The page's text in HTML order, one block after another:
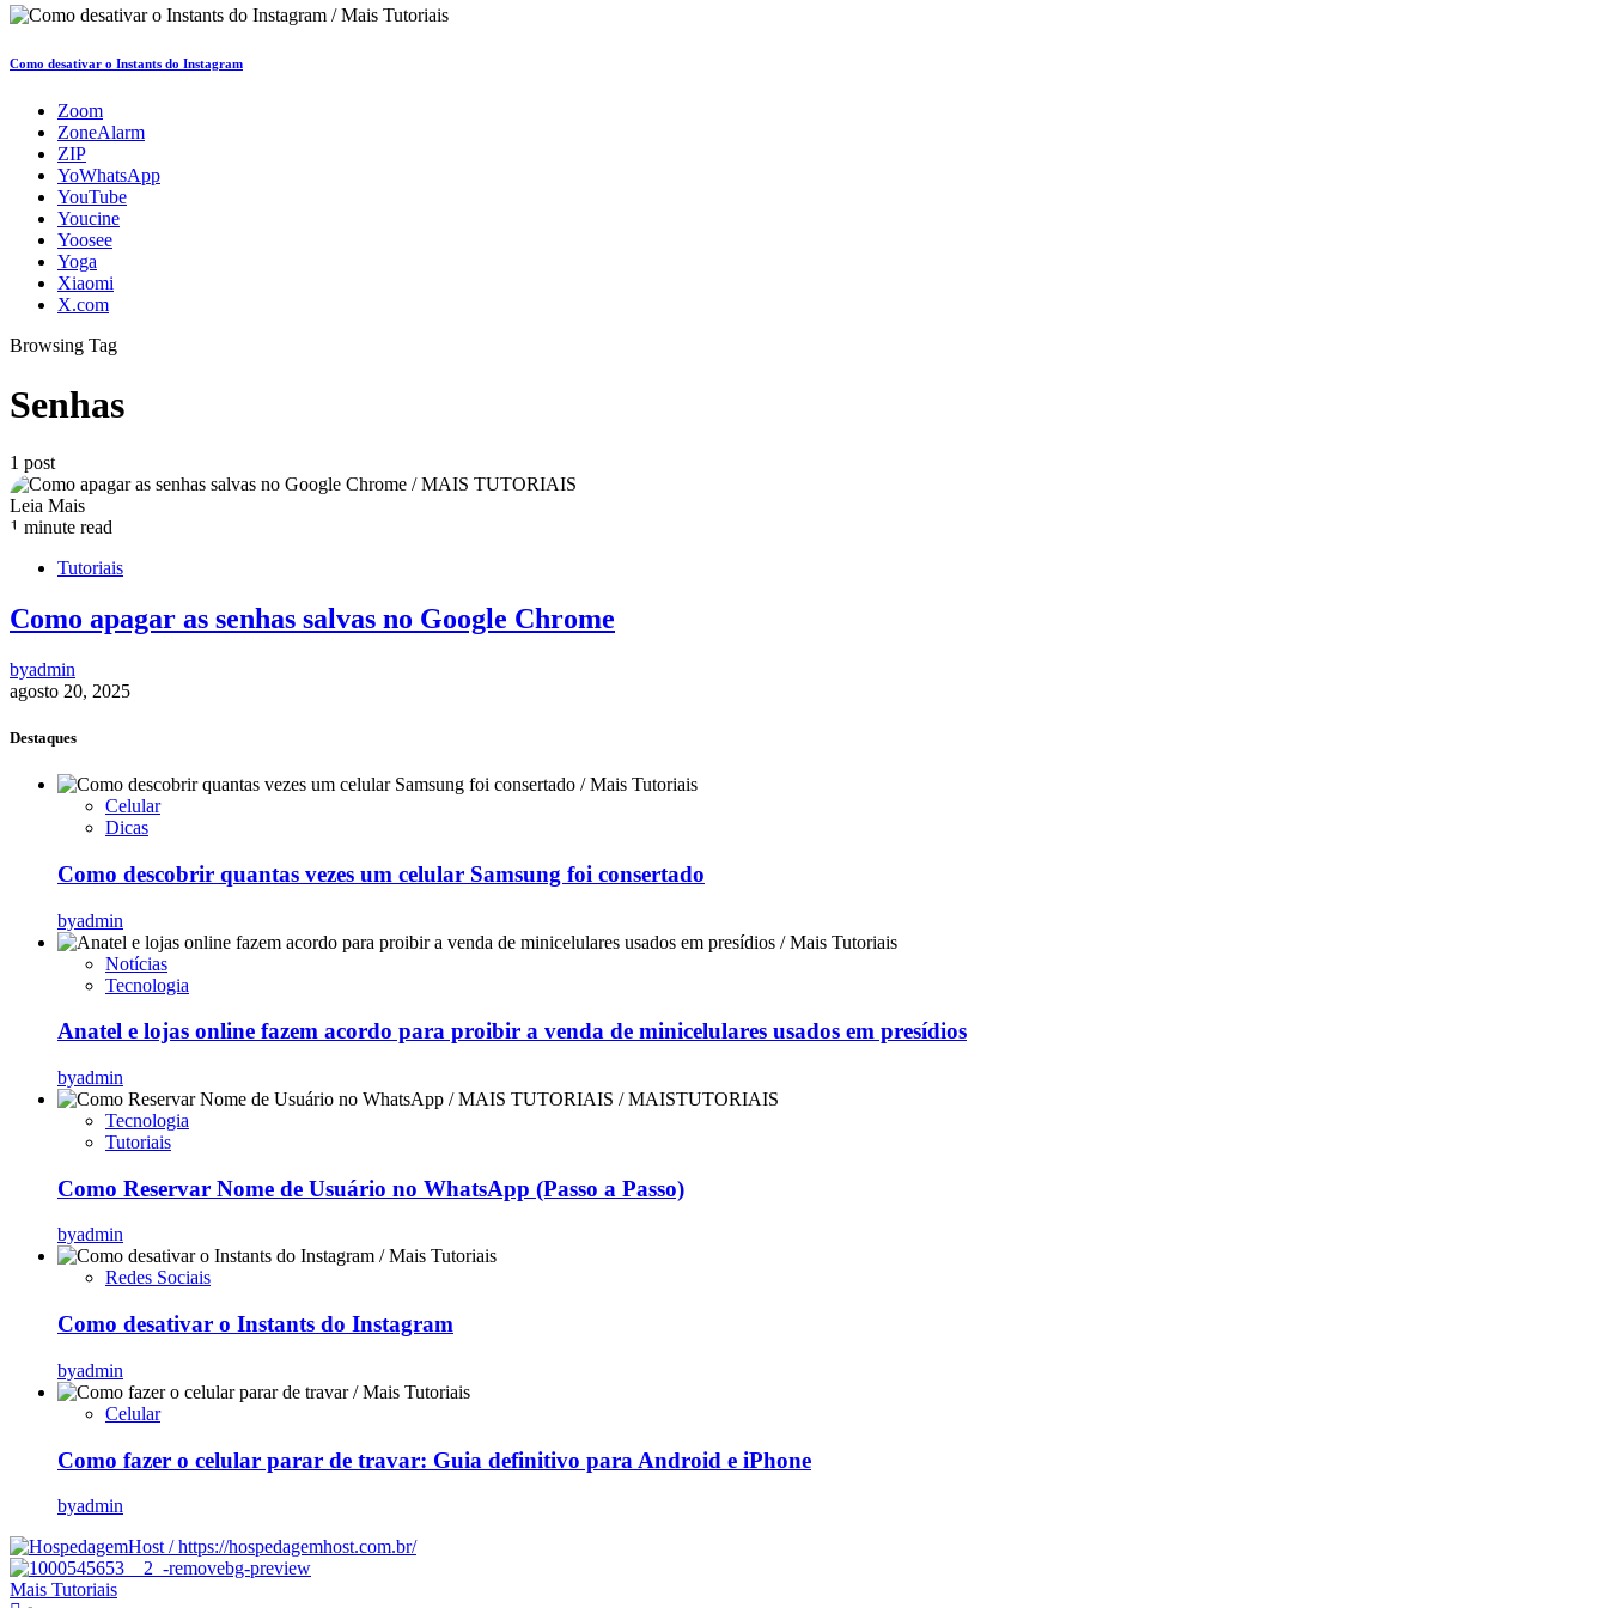
Como desativar o Instants do Instagram
Zoom
ZoneAlarm
ZIP
YoWhatsApp
YouTube
Youcine
Yoosee
Yoga
Xiaomi
X.com
Browsing Tag
Senhas
1 post
Leia Mais
1 minute read
Tutoriais
Como apagar as senhas salvas no Google Chrome
byadmin
agosto 20, 2025
Destaques
Celular
Dicas
Como descobrir quantas vezes um celular Samsung foi consertado
byadmin
Notícias
Tecnologia
Anatel e lojas online fazem acordo para proibir a venda de minicelulares usados em presídios
byadmin
Tecnologia
Tutoriais
Como Reservar Nome de Usuário no WhatsApp (Passo a Passo)
byadmin
Redes Sociais
Como desativar o Instants do Instagram
byadmin
Celular
Como fazer o celular parar de travar: Guia definitivo para Android e iPhone
byadmin
Mais Tutoriais